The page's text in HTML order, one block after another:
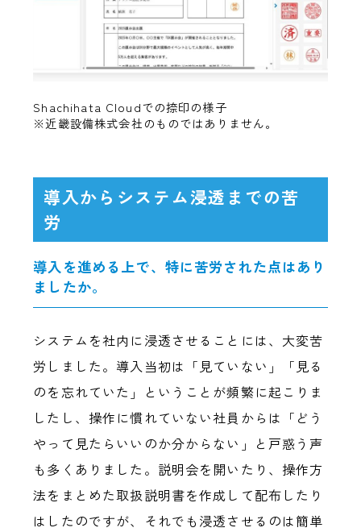
Shachihata Cloudでの捺印の様子
※近畿設備株式会社のものではありません。
導入からシステム浸透までの苦
労
導入を進める上で、特に苦労された点はあり
ましたか。
システムを社内に浸透させることには、大変苦
労しました。導入当初は「見ていない」「見る
のを忘れていた」ということが頻繁に起こりま
したし、操作に慣れていない社員からは「どう
やって見たらいいのか分からない」と戸惑う声
も多くありました。説明会を開いたり、操作方
法をまとめた取扱説明書を作成して配布したり
はしたのですが、それでも浸透させるのは簡単